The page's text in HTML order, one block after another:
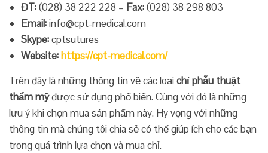
ĐT:(028) 38 222 228 – Fax:(028) 38 298 803
Email:info@cpt-medical.com
Skype:cptsutures
Website:https://cpt-medical.com/
Trên đây là những thông tin về các loạichỉ phẫu thuật
thẩm mỹđược sử dụng phổ biến. Cùng với đó là những
lưu ý khi chọn mua sản phẩm này. Hy vọng với những
thông tin mà chúng tôi chia sẻ có thể giúp ích cho các bạn
trong quá trình lựa chọn và mua chỉ.